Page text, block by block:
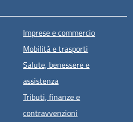
Imprese e commercio
Mobilità e trasporti
Salute, benessere e
assistenza
Tributi, finanze e
contravvenzioni